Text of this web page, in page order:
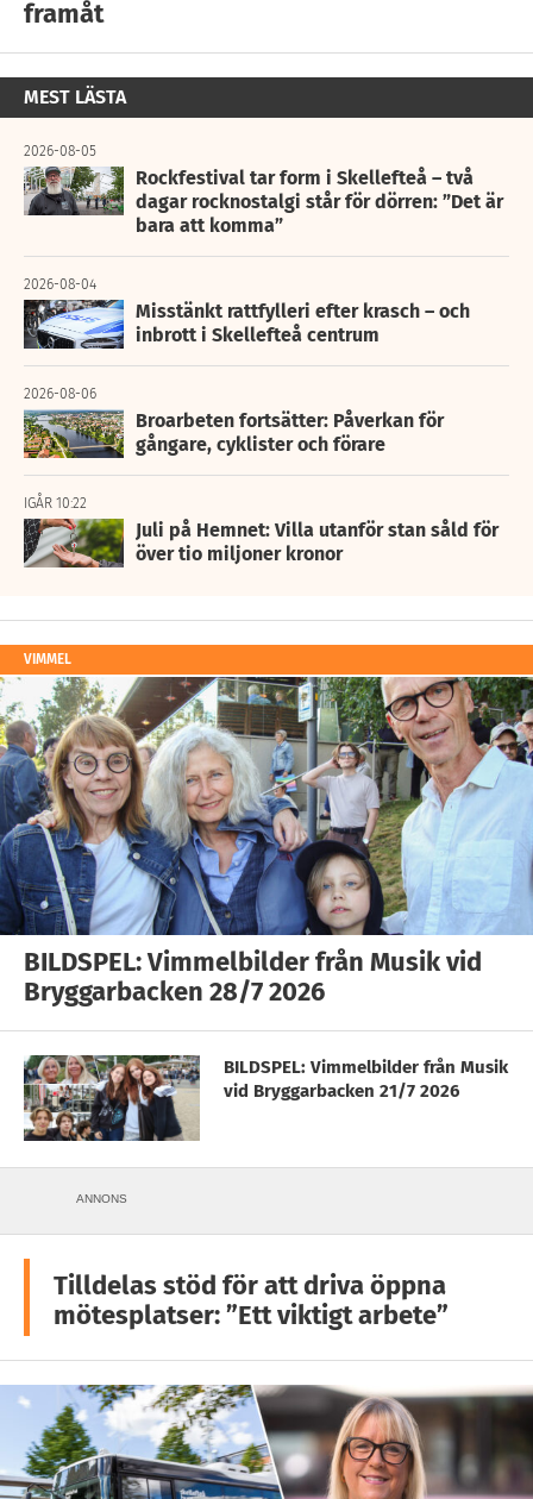
framåt
MEST LÄSTA
2026-08-05
Rockfestival tar form i Skellefteå – två
dagar rocknostalgi står för dörren: ”Det är
bara att komma”
2026-08-04
Misstänkt rattfylleri efter krasch – och
inbrott i Skellefteå centrum
2026-08-06
Broarbeten fortsätter: Påverkan för
gångare, cyklister och förare
IGÅR 10:22
Juli på Hemnet: Villa utanför stan såld för
över tio miljoner kronor
VIMMEL
BILDSPEL: Vimmelbilder från Musik vid
Bryggarbacken 28/7 2026
BILDSPEL: Vimmelbilder från Musik
vid Bryggarbacken 21/7 2026
ANNONS
Tilldelas stöd för att driva öppna
mötesplatser: ”Ett viktigt arbete”